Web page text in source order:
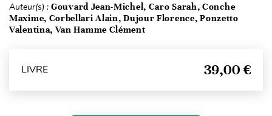
Auteur(s) : Gouvard Jean-Michel, Caro Sarah, Conche
Maxime, Corbellari Alain, Dujour Florence, Ponzetto
Valentina, Van Hamme Clément
LIVRE 39,00 €